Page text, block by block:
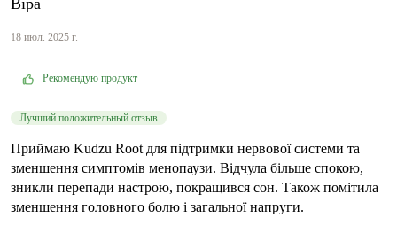
18 июл. 2025 г.
Рекомендую продукт
Лучший положительный отзыв
Приймаю Kudzu Root для підтримки нервової системи та
зменшення симптомів менопаузи. Відчула більше спокою,
зникли перепади настрою, покращився сон. Також помітила
зменшення головного болю і загальної напруги.